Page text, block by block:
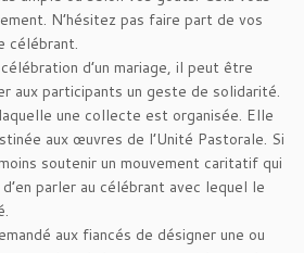
N’hésitez pas faire part de vos
célébrant.
d’un mariage, il peut être
aux participants un geste de solidarité.
une collecte est organisée. Elle
aux œuvres de l’Unité Pastorale. Si
soutenir un mouvement caritatif qui
parler au célébrant avec lequel le
aux fiancés de désigner une ou